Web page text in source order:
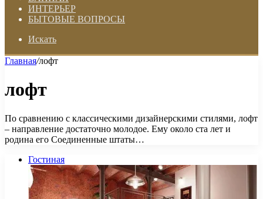
ИНТЕРЬЕР
БЫТОВЫЕ ВОПРОСЫ
Искать
Главная/лофт
лофт
По сравнению с классическими дизайнерскими стилями, лофт
– направление достаточно молодое. Ему около ста лет и
родина его Соединенные штаты…
Гостиная